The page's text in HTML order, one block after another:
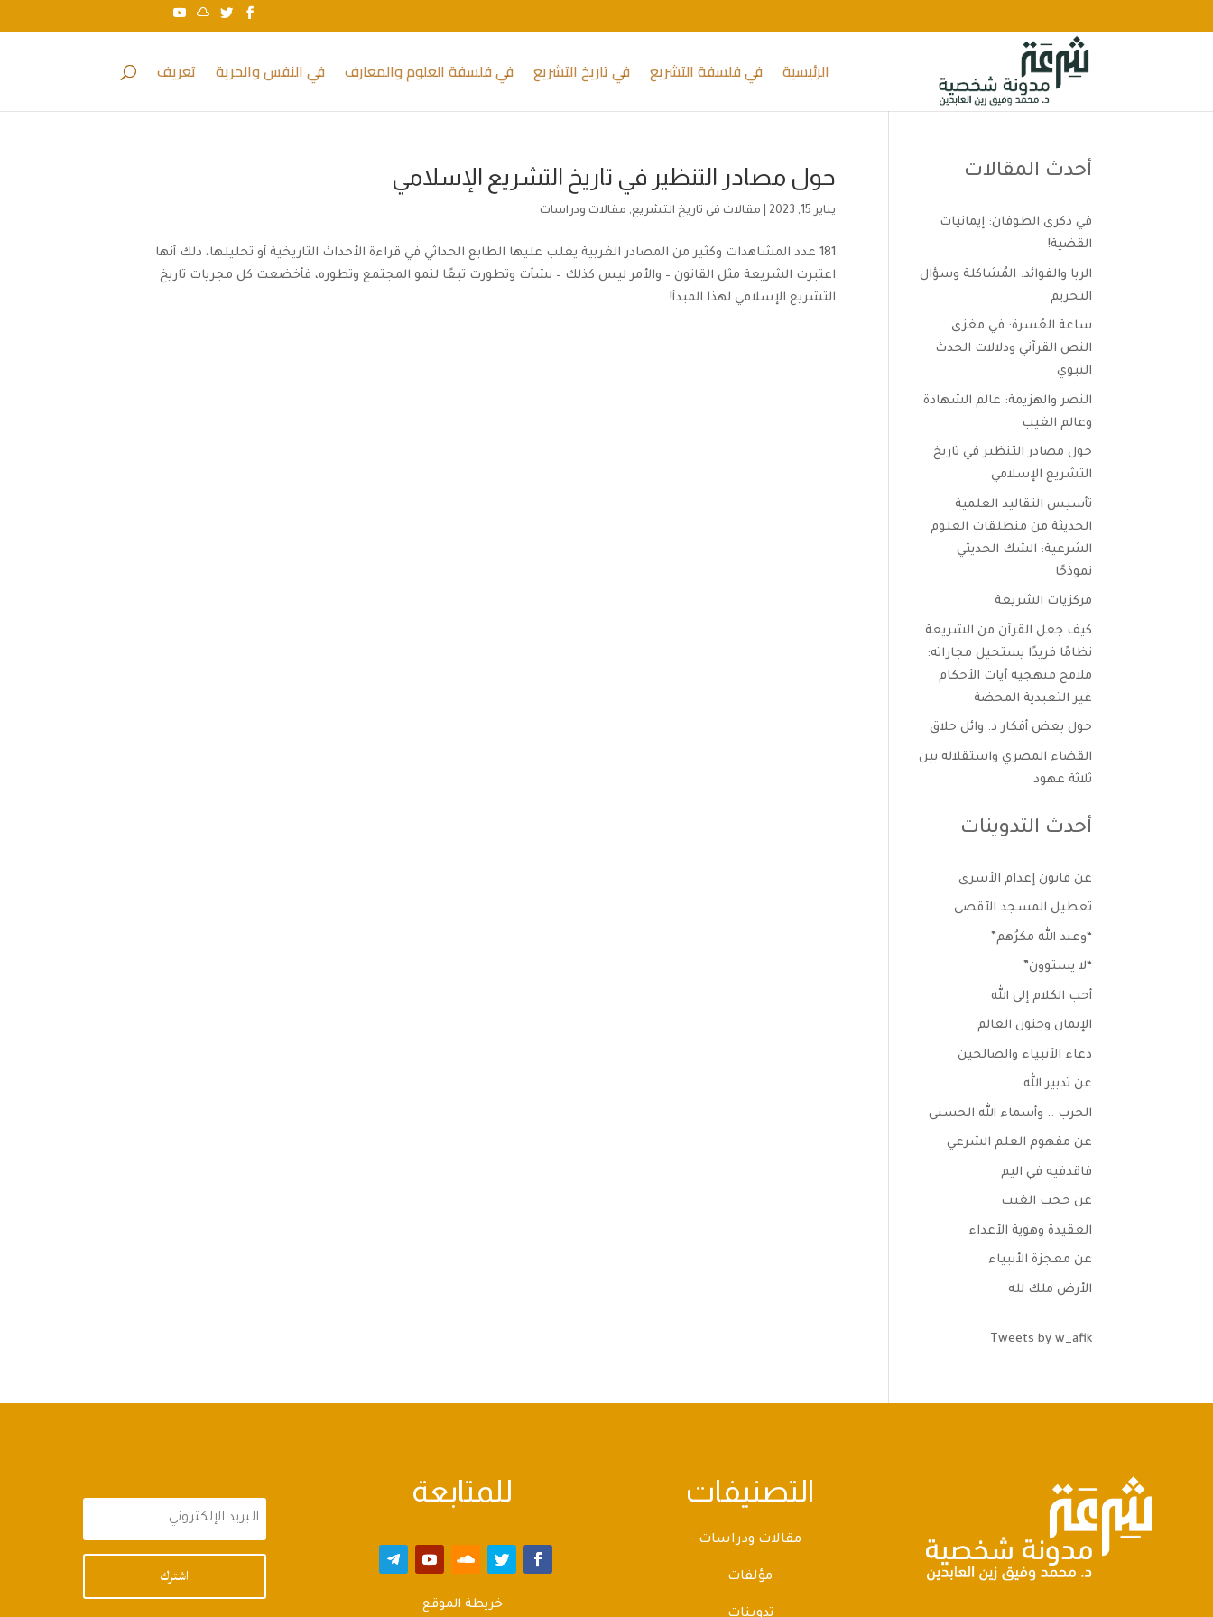
الرئيسية في فلسفة التشريع في تاريخ التشريع في فلسفة العلوم والمعارف في النفس والحرية تعريف
حول مصادر التنظير في تاريخ التشريع الإسلامي
يناير 15, 2023 مقالات في تاريخ التشريع, مقالات ودراسات
181 عدد المشاهدات وكثير من المصادر الغربية يغلب عليها الطابع الحداثي في قراءة الأحداث التاريخية أو تحليلها، ذلك أنها
اعتبرت الشريعة مثل القانون – والأمر ليس كذلك – نشأت وتطورت تبعًا لنمو المجتمع وتطوره، فأخضعت كل مجريات تاريخ
التشريع الإسلامي لهذا المبدأ!...
أحدث المقالات
في ذكرى الطوفان: إيمانيات
القضية!
الربا والفوائد: المُشاكلة وسؤال
التحريم
ساعة العُسرة: في مغزى
النص القرآني ودلالات الحدث
النبوي
النصر والهزيمة: عالم الشهادة
وعالم الغيب
حول مصادر التنظير في تاريخ
التشريع الإسلامي
تأسيس التقاليد العلمية
الحديثة من منطلقات العلوم
الشرعية: الشك الحديثي
نموذجًا
مركزيات الشريعة
كيف جعل القرآن من الشريعة
نظامًا فريدًا يستحيل مجاراته:
ملامح منهجية آيات الأحكام
غير التعبدية المحضة
حول بعض أفكار د. وائل حلاق
القضاء المصري واستقلاله بين
ثلاثة عهود
أحدث التدوينات
عن قانون إعدام الأسرى
تعطيل المسجد الأقصى
“وعند الله مكرُهم”
“لا يستوون”
أحب الكلام إلى الله
الإيمان وجنون العالم
دعاء الأنبياء والصالحين
عن تدبير الله
الحرب .. وأسماء الله الحسنى
عن مفهوم العلم الشرعي
فاقذفيه في اليم
عن حجب الغيب
العقيدة وهوية الأعداء
عن معجزة الأنبياء
الأرض ملك لله
Tweets by w_afik
اشترك
للمتابعة
خريطة الموقع
التصنيفات
مقالات ودراسات
مؤلفات